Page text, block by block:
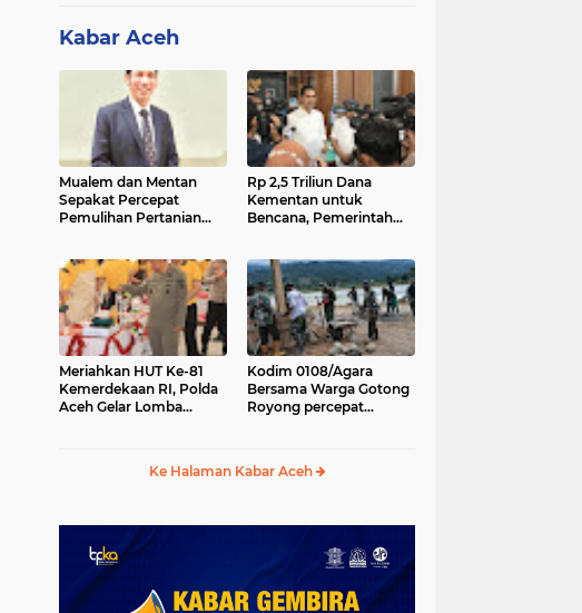
Kabar Aceh
Mualem dan Mentan
Sepakat Percepat
Pemulihan Pertanian
Rp 2,5 Triliun Dana
Kementan untuk
Bencana, Pemerintah
Meriahkan HUT Ke-81
Kemerdekaan RI, Polda
Aceh Gelar Lomba
Kodim 0108/Agara
Bersama Warga Gotong
Royong percepat
Tenggara
Ke Halaman Kabar Aceh